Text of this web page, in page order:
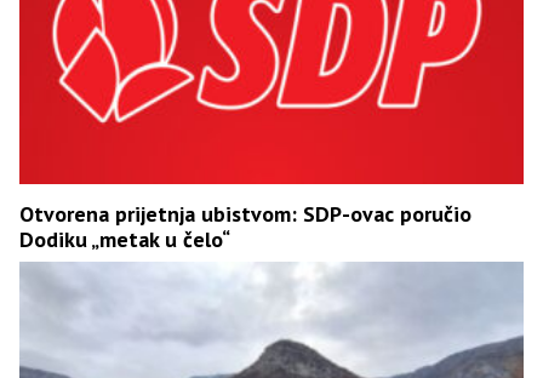
Otvorena prijetnja ubistvom: SDP-ovac poručio
Dodiku „metak u čelo“